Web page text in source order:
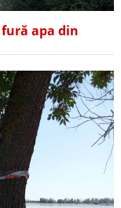
fură apa din